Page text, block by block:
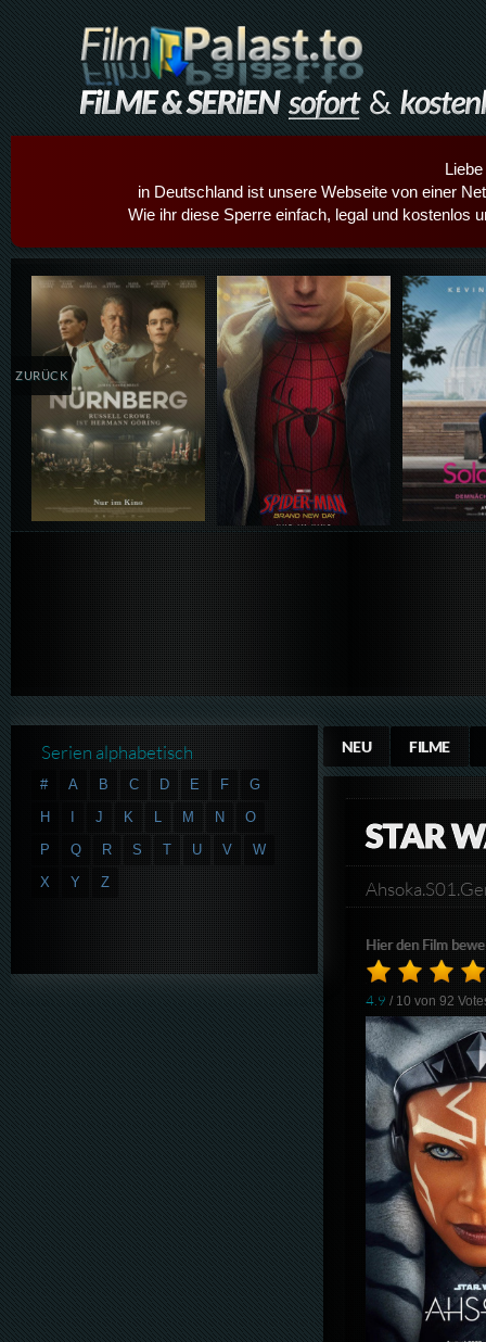
in Deutschland ist unsere Webseite von einer
Wie ihr diese Sperre einfach, legal und kostenlos
Details,Play Details,Play
ZURÜCK
NEU FILME
STAR
Hier den Film
4.9 / 10 von92
Serien alphabetisch
# A B C D E F
G
H
I J K L M N
O
P
Q R S T U V
W
X
Y Z